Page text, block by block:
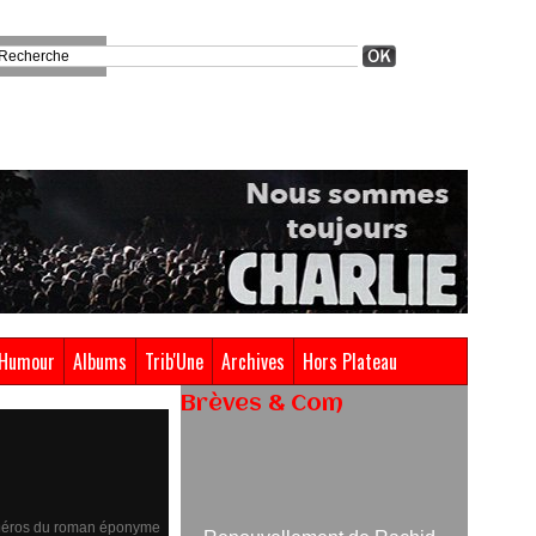
Humour Albums Trib'Une Archives Hors Plateau
du roman éponyme
Brèves & Com
05/08/2026